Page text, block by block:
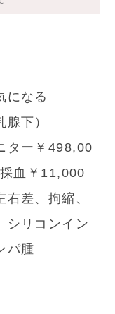
になる
下）
ター￥498,00
血￥11,000
差、拘縮、
シリコンイン
パ腫